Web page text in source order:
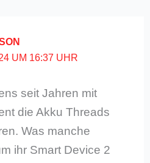
UM 16:37 UHR
seit Jahren mit
die Akku Threads
Was manche
ihr Smart Device 2